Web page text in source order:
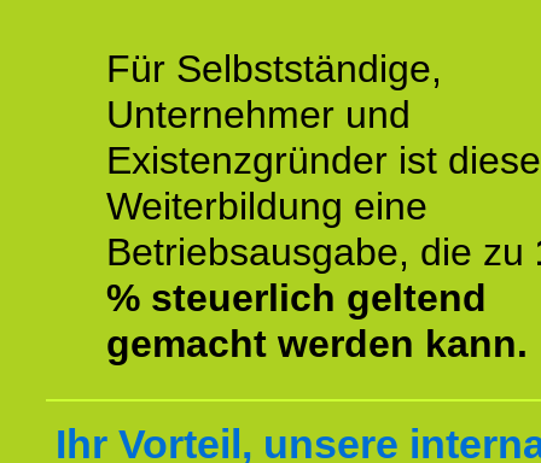
Für Selbstständige,
Unternehmer und
Existenzgründer ist diese
Weiterbildung eine
Betriebsausgabe, die zu
% steuerlich geltend
gemacht werden kann.
Ihr Vorteil, unsere